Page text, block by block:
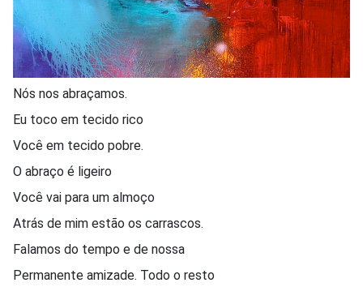
Nós nos abraçamos.
Eu toco em tecido rico
Você em tecido pobre.
O abraço é ligeiro
Você vai para um almoço
Atrás de mim estão os carrascos.
Falamos do tempo e de nossa
Permanente amizade. Todo o resto